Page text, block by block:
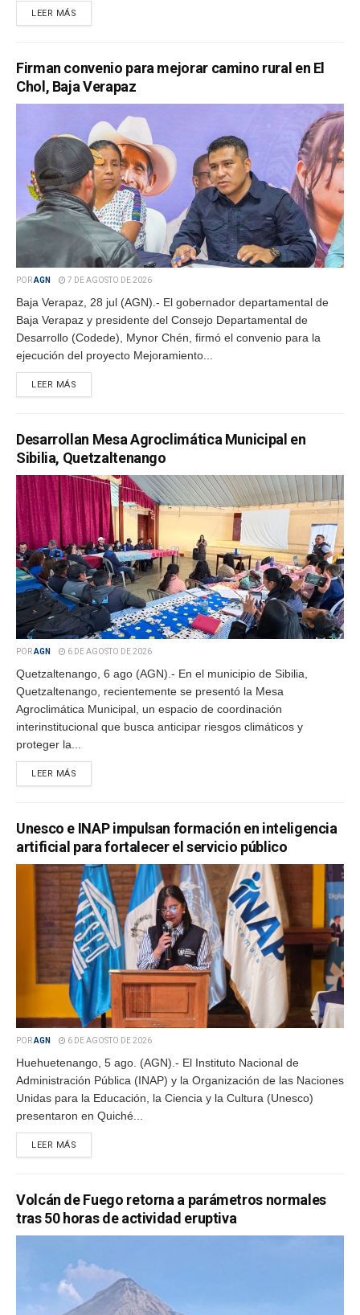
LEER MÁS
Firman convenio para mejorar camino rural en El
Chol, Baja Verapaz
PORAGN 7 DE AGOSTO DE 2026
Baja Verapaz, 28 jul (AGN).- El gobernador departamental de
Baja Verapaz y presidente del Consejo Departamental de
Desarrollo (Codede), Mynor Chén, firmó el convenio para la
ejecución del proyecto Mejoramiento...
LEER MÁS
Desarrollan Mesa Agroclimática Municipal en
Sibilia, Quetzaltenango
PORAGN 6 DE AGOSTO DE 2026
Quetzaltenango, 6 ago (AGN).- En el municipio de Sibilia,
Quetzaltenango, recientemente se presentó la Mesa
Agroclimática Municipal, un espacio de coordinación
interinstitucional que busca anticipar riesgos climáticos y
proteger la...
LEER MÁS
Unesco e INAP impulsan formación en inteligencia
artificial para fortalecer el servicio público
PORAGN 6 DE AGOSTO DE 2026
Huehuetenango, 5 ago. (AGN).- El Instituto Nacional de
Administración Pública (INAP) y la Organización de las Naciones
Unidas para la Educación, la Ciencia y la Cultura (Unesco)
presentaron en Quiché...
LEER MÁS
Volcán de Fuego retorna a parámetros normales
tras 50 horas de actividad eruptiva